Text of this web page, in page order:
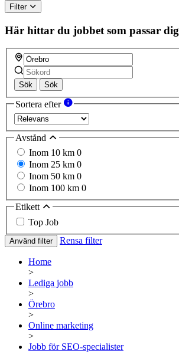
Filter
Här hittar du jobbet som passar dig
Sök Sök
Sortera efter
Avstånd
Inom 10 km 0
Inom 25 km 0
Inom 50 km 0
Inom 100 km 0
Etikett
Top Job
Använd filter Rensa filter
Home
>
Lediga jobb
>
Örebro
>
Online marketing
>
Jobb för SEO-specialister